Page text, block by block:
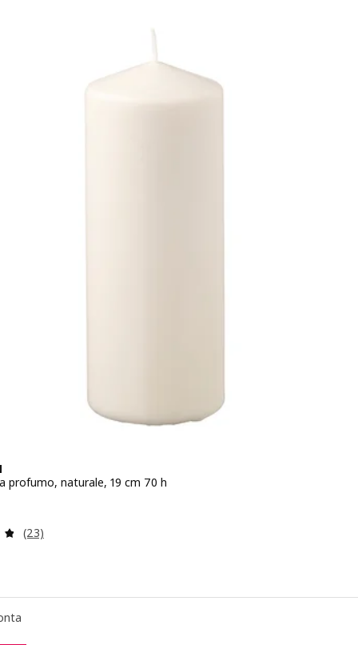
profumo, naturale, 19 cm 70 h
€ 3,95
Recensione: 4.8 fuori da 5 stelle. Totale recensioni:
(23)